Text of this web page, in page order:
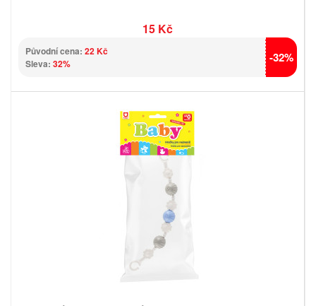
15 Kč
Původní cena: 22 Kč
Sleva: 32% -32%